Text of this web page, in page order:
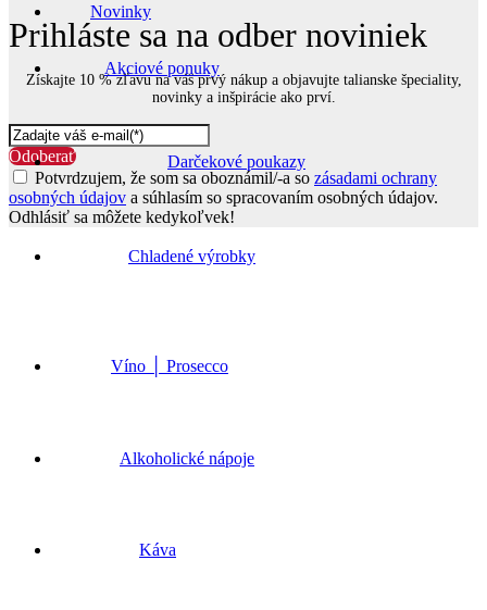
Novinky
Akciové ponuky
Darčekové poukazy
Chladené výrobky
Víno │ Prosecco
Alkoholické nápoje
Káva
Prihláste sa na odber noviniek
Získajte 10 % zľavu na váš prvý nákup a objavujte talianske špeciality,
novinky a inšpirácie ako prví.
Odoberať
Potvrdzujem, že som sa oboznámil/-a so zásadami ochrany
osobných údajov a súhlasím so spracovaním osobných údajov.
Odhlásiť sa môžete kedykoľvek!